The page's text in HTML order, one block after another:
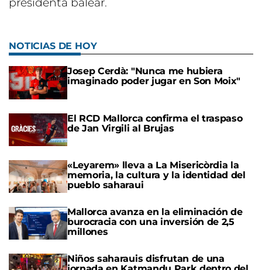
presidenta balear.
NOTICIAS DE HOY
Josep Cerdà: "Nunca me hubiera
imaginado poder jugar en Son Moix"
El RCD Mallorca confirma el traspaso
de Jan Virgili al Brujas
«Leyarem» lleva a La Misericòrdia la
memoria, la cultura y la identidad del
pueblo saharaui
Mallorca avanza en la eliminación de
burocracia con una inversión de 2,5
millones
Niños saharauis disfrutan de una